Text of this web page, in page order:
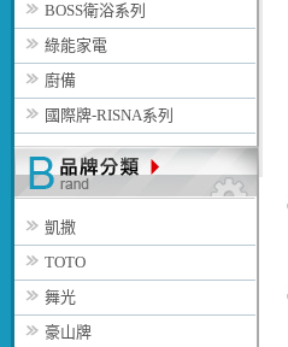
BOSS衛浴系列
綠能家電
廚備
國際牌-RISNA系列
凱撒
TOTO
舞光
豪山牌